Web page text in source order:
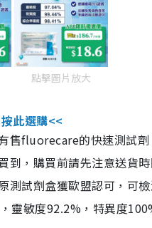
點擊圖片放大
此選購<<
售fluorecare的快速測試劑
到，購買前請先注意送貨
測試劑盒獲歐盟認可，可
靈敏度92.2%，特異度